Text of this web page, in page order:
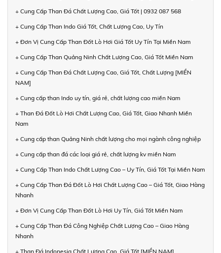
+ Cung Cấp Than Đá Chất Lượng Cao, Giá Tốt | 0932 087 568
+ Cung Cấp Than Indo Giá Tốt, Chất Lượng Cao, Uy Tín
+ Đơn Vị Cung Cấp Than Đốt Lò Hơi Giá Tốt Uy Tín Tại Miền Nam
+ Cung Cấp Than Quảng Ninh Chất Lượng Cao, Giá Tốt Miền Nam
+ Cung Cấp Than Đá Chất Lượng Cao, Giá Tốt, Chất Lượng [MIỀN
NAM]
+ Cung cấp than Indo uy tín, giá rẻ, chất lượng cao miền Nam
+ Than Đá Đốt Lò Hơi Chất Lượng Cao, Giá Tốt, Giao Nhanh Miền
Nam
+ Cung cấp than Quảng Ninh chất lượng cho mọi ngành công nghiệp
+ Cung cấp than đá các loại giá rẻ, chất lượng kv miền Nam
+ Cung Cấp Than Indo Chất Lượng Cao – Uy Tín, Giá Tốt Tại Miền Nam
+ Cung Cấp Than Đá Đốt Lò Hơi Chất Lượng Cao – Giá Tốt, Giao Hàng
Nhanh
+ Đơn Vị Cung Cấp Than Đốt Lò Hơi Uy Tín, Giá Tốt Miền Nam
+ Cung Cấp Than Đá Công Nghiệp Chất Lượng Cao – Giao Hàng
Nhanh
+ Than Đá Indonesia Chất Lượng Cao, Giá Tốt [MIỀN NAM]